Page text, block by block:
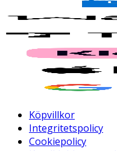
Köpvillkor
Integritetspolicy
Cookiepolicy